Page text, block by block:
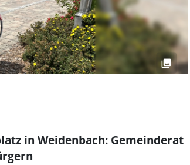
in Weidenbach: Gemeinderat